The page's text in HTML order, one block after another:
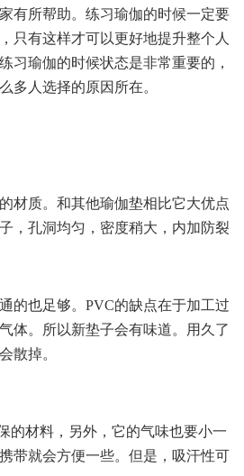
有所帮助。练习瑜伽的时候一定要
只有这样才可以更好地提升整个人
习瑜伽的时候状态是非常重要的，
多人选择的原因所在。
材质。和其他瑜伽垫相比它大优点
，孔洞均匀，密度稍大，内加防裂
的也足够。PVC的缺点在于加工过
体。所以新垫子会有味道。用久了
散掉。
的材料，另外，它的气味也要小一
带就会方便一些。但是，吸汗性可